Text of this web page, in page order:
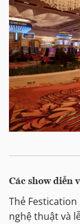
Các show diễn
Thẻ
nghệ thuật và